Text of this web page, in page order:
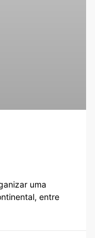
uma
entre